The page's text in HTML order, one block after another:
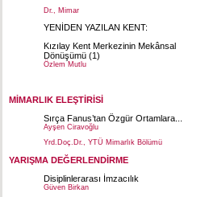
Dr., Mimar
YENİDEN YAZILAN KENT:
Kızılay Kent Merkezinin Mekânsal
Dönüşümü (1)
Özlem Mutlu
MİMARLIK ELEŞTİRİSİ
Sırça Fanus’tan Özgür Ortamlara...
Ayşen Ciravoğlu
Yrd.Doç.Dr., YTÜ Mimarlık Bölümü
YARIŞMA DEĞERLENDİRME
Disiplinlerarası İmzacılık
Güven Birkan